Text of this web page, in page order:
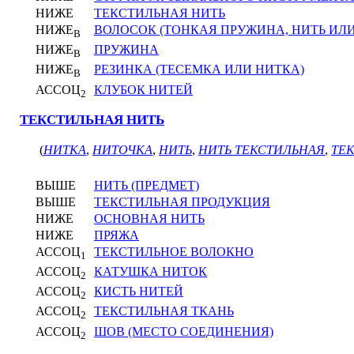
НИЖЕ
ТЕКСТИЛЬНАЯ НИТЬ
НИЖЕВ
ВОЛОСОК (ТОНКАЯ ПРУЖИНА, НИТЬ
НИЖЕВ
ПРУЖИНА
НИЖЕВ
РЕЗИНКА (ТЕСЕМКА ИЛИ НИТКА)
АССОЦ2 КЛУБОК НИТЕЙ
ТЕКСТИЛЬНАЯ НИТЬ
(НИТКА, НИТОЧКА, НИТЬ, НИТЬ ТЕКСТИЛЬНАЯ,
ВЫШЕ
НИТЬ (ПРЕДМЕТ)
ВЫШЕ
ТЕКСТИЛЬНАЯ ПРОДУКЦИЯ
НИЖЕ
ОСНОВНАЯ НИТЬ
НИЖЕ
ПРЯЖА
АССОЦ1
ТЕКСТИЛЬНОЕ ВОЛОКНО
АССОЦ2
КАТУШКА НИТОК
АССОЦ2
КИСТЬ НИТЕЙ
АССОЦ2
ТЕКСТИЛЬНАЯ ТКАНЬ
АССОЦ2 ШОВ (МЕСТО СОЕДИНЕНИЯ)